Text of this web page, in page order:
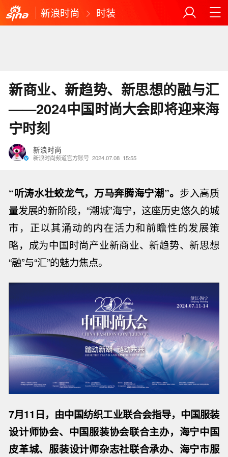
新浪时尚 时装
新商业、新趋势、新思想的融与汇
——2024中国时尚大会即将迎来海
宁时刻
新浪时尚
新浪时尚频道官方账号 2024.07.08 15:55
“听涛水壮蛟龙气，万马奔腾海宁潮”。 步入高质
量发展的新阶段，“潮城”海宁，这座历史悠久的城
市，正以其涌动的内在活力和前瞻性的发展策
略，成为中国时尚产业新商业、新趋势、新思想
“融”与“汇”的魅力焦点。
7月11日，由中国纺织工业联合会指导，中国服装
设计师协会、中国服装协会联合主办，海宁中国
皮革城、服装设计师杂志社联合承办、海宁市服